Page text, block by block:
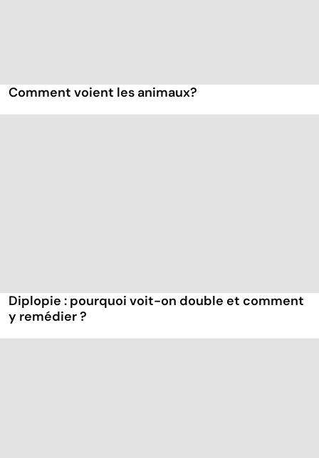
Comment voient les animaux?
Diplopie : pourquoi voit-on double et comment
y remédier ?